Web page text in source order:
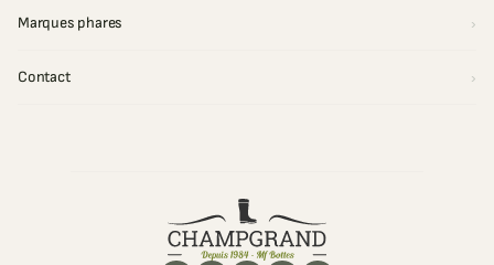
Marques phares
Contact